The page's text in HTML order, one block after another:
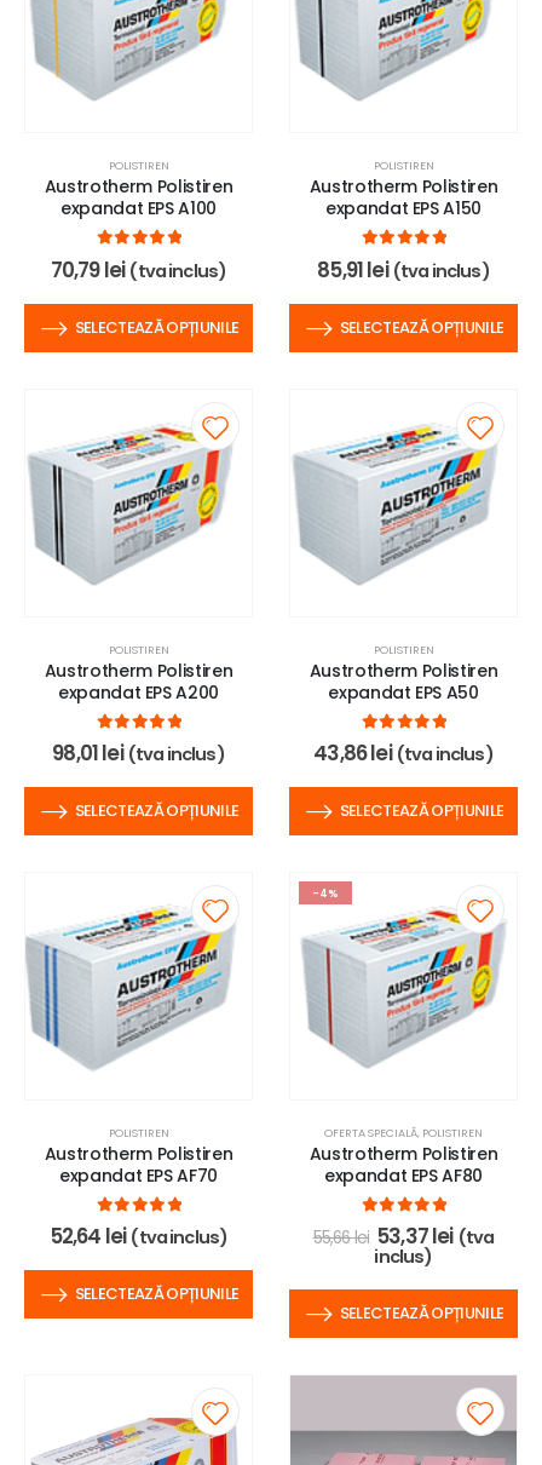
POLISTIREN
Austrotherm Polistiren
expandat EPS A100
0out of 5
70,79lei (tva inclus)
SELECTEAZĂ OPȚIUNILE
POLISTIREN
Austrotherm Polistiren
expandat EPS A150
0 out of 5
85,91lei (tva inclus)
SELECTEAZĂ OPȚIUNILE
POLISTIREN
Austrotherm Polistiren
expandat EPS A200
0 out of 5
98,01lei (tva inclus)
SELECTEAZĂ OPȚIUNILE
POLISTIREN
Austrotherm Polistiren
expandat EPS A50
0out of 5
43,86lei (tva inclus)
SELECTEAZĂ OPȚIUNILE
POLISTIREN
Austrotherm Polistiren
expandat EPS AF70
0out of 5
52,64 lei (tva inclus)
SELECTEAZĂ OPȚIUNILE
-4%
OFERTA SPECIALĂ, POLISTIREN
Austrotherm Polistiren
expandat EPS AF80
out of 5
55,66lei 53,37lei (tva
inclus)
SELECTEAZĂ OPȚIUNILE